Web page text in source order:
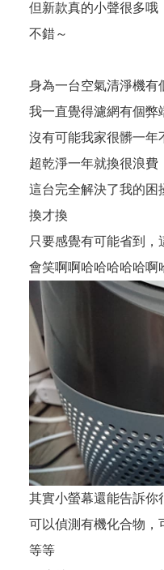
但新款真的小聲很多哦
不錯～
身為一台空氣清淨機有
我一直覺得濾網有個弊
沒有可能我家很髒一年
超乾淨一年就換很浪費
這台完全解決了我的困
換才換
只要感覺有可能省到
會笑啊啊哈哈哈哈哈啊
其實小螢幕還能告訴你
可以偵測有機化合物，
等等